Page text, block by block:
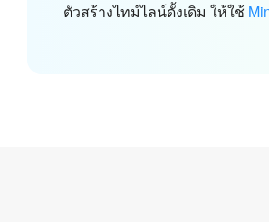
ตัวสร้างไทม์ไลน์ดั้งเดิม ให้ใช้